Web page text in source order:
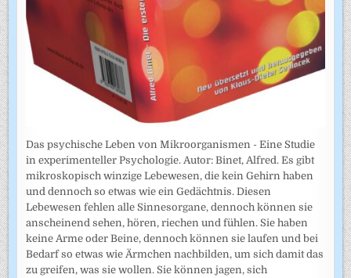
Das psychische Leben von Mikroorganismen - Eine Studie
in experimenteller Psychologie. Autor: Binet, Alfred. Es gibt
mikroskopisch winzige Lebewesen, die kein Gehirn haben
und dennoch so etwas wie ein Gedächtnis. Diesen
Lebewesen fehlen alle Sinnesorgane, dennoch können sie
anscheinend sehen, hören, riechen und fühlen. Sie haben
keine Arme oder Beine, dennoch können sie laufen und bei
Bedarf so etwas wie Ärmchen nachbilden, um sich damit das
zu greifen, was sie wollen. Sie können jagen, sich